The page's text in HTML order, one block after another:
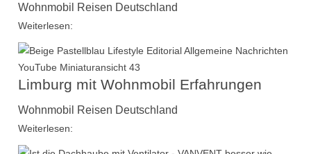
Wohnmobil Reisen Deutschland
Weiterlesen:
Limburg mit Wohnmobil Erfahrungen
Wohnmobil Reisen Deutschland
Weiterlesen: